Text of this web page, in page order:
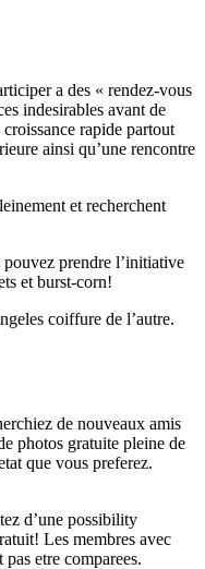
a des « rendez-vous
indesirables avant de
rapide partout
ainsi qu’une rencontre
et recherchent
prendre l’initiative
et burst-corn!
coiffure de l’autre.
de nouveaux amis
photos gratuite pleine de
que vous preferez.
d’une possibility
Les membres avec
etre comparees.